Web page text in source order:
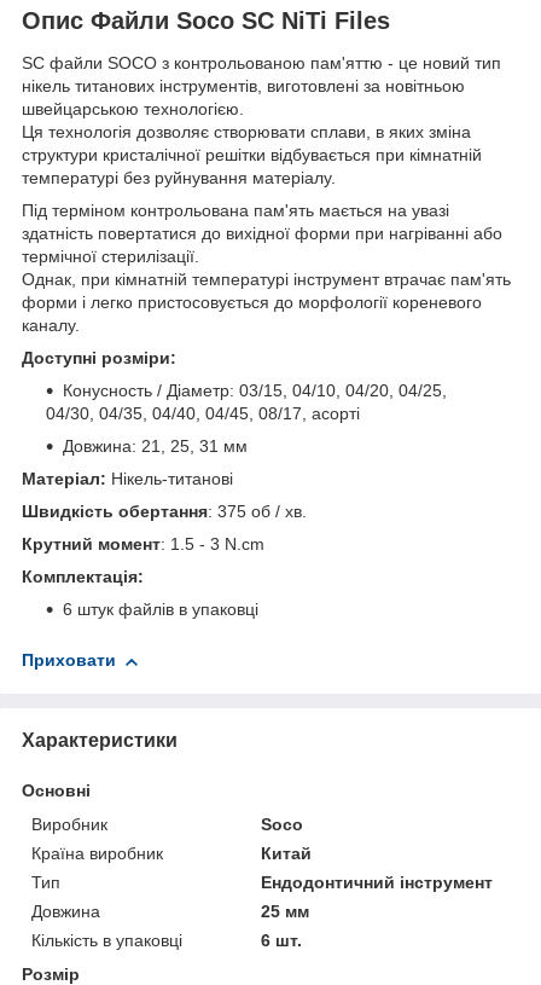
Опис Файли Soco SC NiTi Files
SC файли SOCO з контрольованою пам'яттю - це новий тип
нікель титанових інструментів, виготовлені за новітньою
швейцарською технологією.
Ця технологія дозволяє створювати сплави, в яких зміна
структури кристалічної решітки відбувається при кімнатній
температурі без руйнування матеріалу.
Під терміном контрольована пам'ять мається на увазі
здатність повертатися до вихідної форми при нагріванні або
термічної стерилізації.
Однак, при кімнатній температурі інструмент втрачає пам'ять
форми і легко пристосовується до морфології кореневого
каналу.
Доступні розміри:
Конусность / Діаметр: 03/15, 04/10, 04/20, 04/25,
04/30, 04/35, 04/40, 04/45, 08/17, асорті
Довжина: 21, 25, 31 мм
Матеріал: Нікель-титанові
Швидкість обертання: 375 об / хв.
Крутний момент: 1.5 - 3 N.cm
Комплектація:
6 штук файлів в упаковці
Приховати
Характеристики
Основні
Виробник
Soco
Країна виробник
Китай
Тип
Ендодонтичний інструмент
Довжина
25 мм
Кількість в упаковці
6 шт.
Розмір